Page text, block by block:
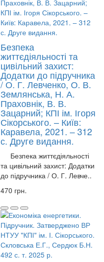
Безпека
життєдіяльності та
цивільний захист:
Додатки до підручника
/ О. Г. Левченко, О. В.
Землянська, Н. А.
Праховнік, В. В.
Зацарний; КПІ ім. Ігоря
Сікорського. – Київ:
Каравела, 2021. – 312
с. Друге видання.
Безпека життєдіяльності
та цивільний захист: Додатки
до підручника / О. Г. Левче..
470 грн.